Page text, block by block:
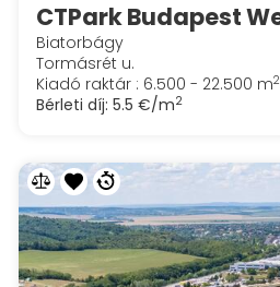
Biatorbágy
Tormásrét u.
Kiadó raktár : 6.500 - 22.500 m2
Bérleti díj: 5.5 €/m2